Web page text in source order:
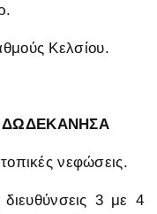
Κελσίου.
ΔΩΔΕΚΑΝΗΣΑ
νεφώσεις.
3 με 4